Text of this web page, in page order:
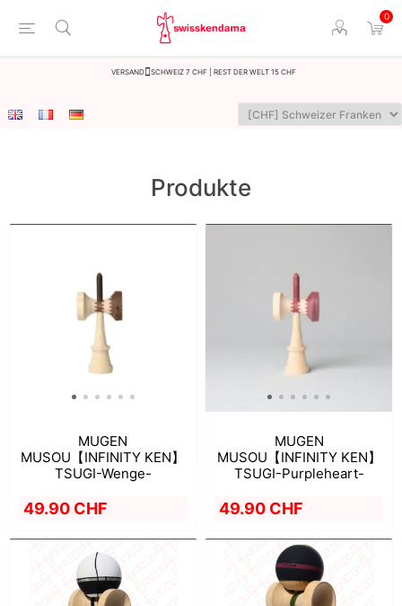
0
Versand Schweiz 7 CHF | Rest der Welt 15 CHF
Produkte
MUGEN
MUSOU【INFINITY KEN】
TSUGI-Wenge-
49.90 CHF
MUGEN
MUSOU【INFINITY KEN】
TSUGI-Purpleheart-
49.90 CHF